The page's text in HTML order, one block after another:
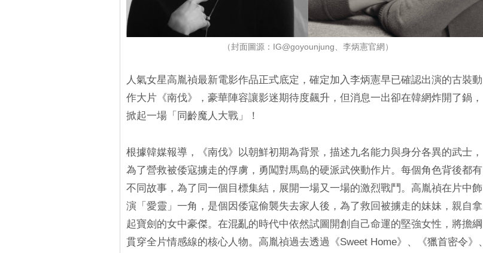
（封面圖源：IG@goyounjung、李炳憲官網）
人氣女星高胤禎最新電影作品正式底定，確定加入李炳憲早已確認出演的古裝動
作大片《南伐》，豪華陣容讓影迷期待度飆升，但消息一出卻在韓網炸開了鍋，
掀起一場「同齡魔人大戰」！
根據韓媒報導，《南伐》以朝鮮初期為背景，描述九名能力與身分各異的武士，
為了營救被倭寇擄走的俘虜，勇闖對馬島的硬派武俠動作片。每個角色背後都有
不同故事，為了同一個目標集結，展開一場又一場的激烈戰鬥。高胤禎在片中飾
演「愛靈」一角，是個因倭寇偷襲失去家人後，為了救回被擄走的妹妹，親自拿
起寶劍的女中豪傑。在混亂的時代中依然試圖開創自己命運的堅強女性，將擔綱
貫穿全片情感線的核心人物。高胤禎過去透過《Sweet Home》、《獵首密令》、